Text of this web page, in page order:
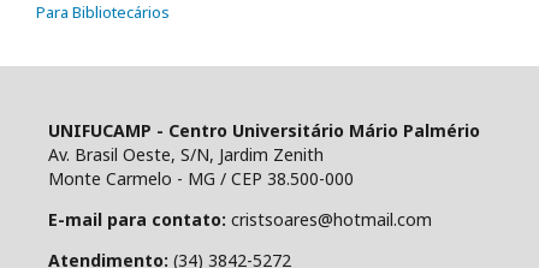
Para Bibliotecários
UNIFUCAMP - Centro Universitário Mário Palmério
Av. Brasil Oeste, S/N, Jardim Zenith
Monte Carmelo - MG / CEP 38.500-000
E-mail para contato: cristsoares@hotmail.com
Atendimento: (34) 3842-5272